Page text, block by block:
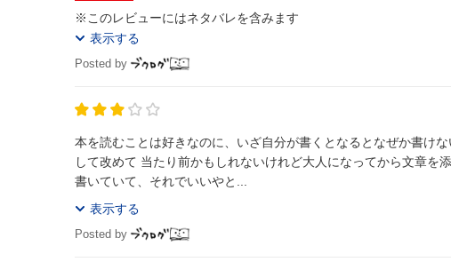
※このレビューにはネタバレを含みます
表示する
Posted by
本を読むことは好きなのに、いざ自分が書くとなるとなぜか書け
して改めて 当たり前かもしれないけれど大人になってから文章を添削されることって無く
書いていて、それでいいやと...
表示する
Posted by